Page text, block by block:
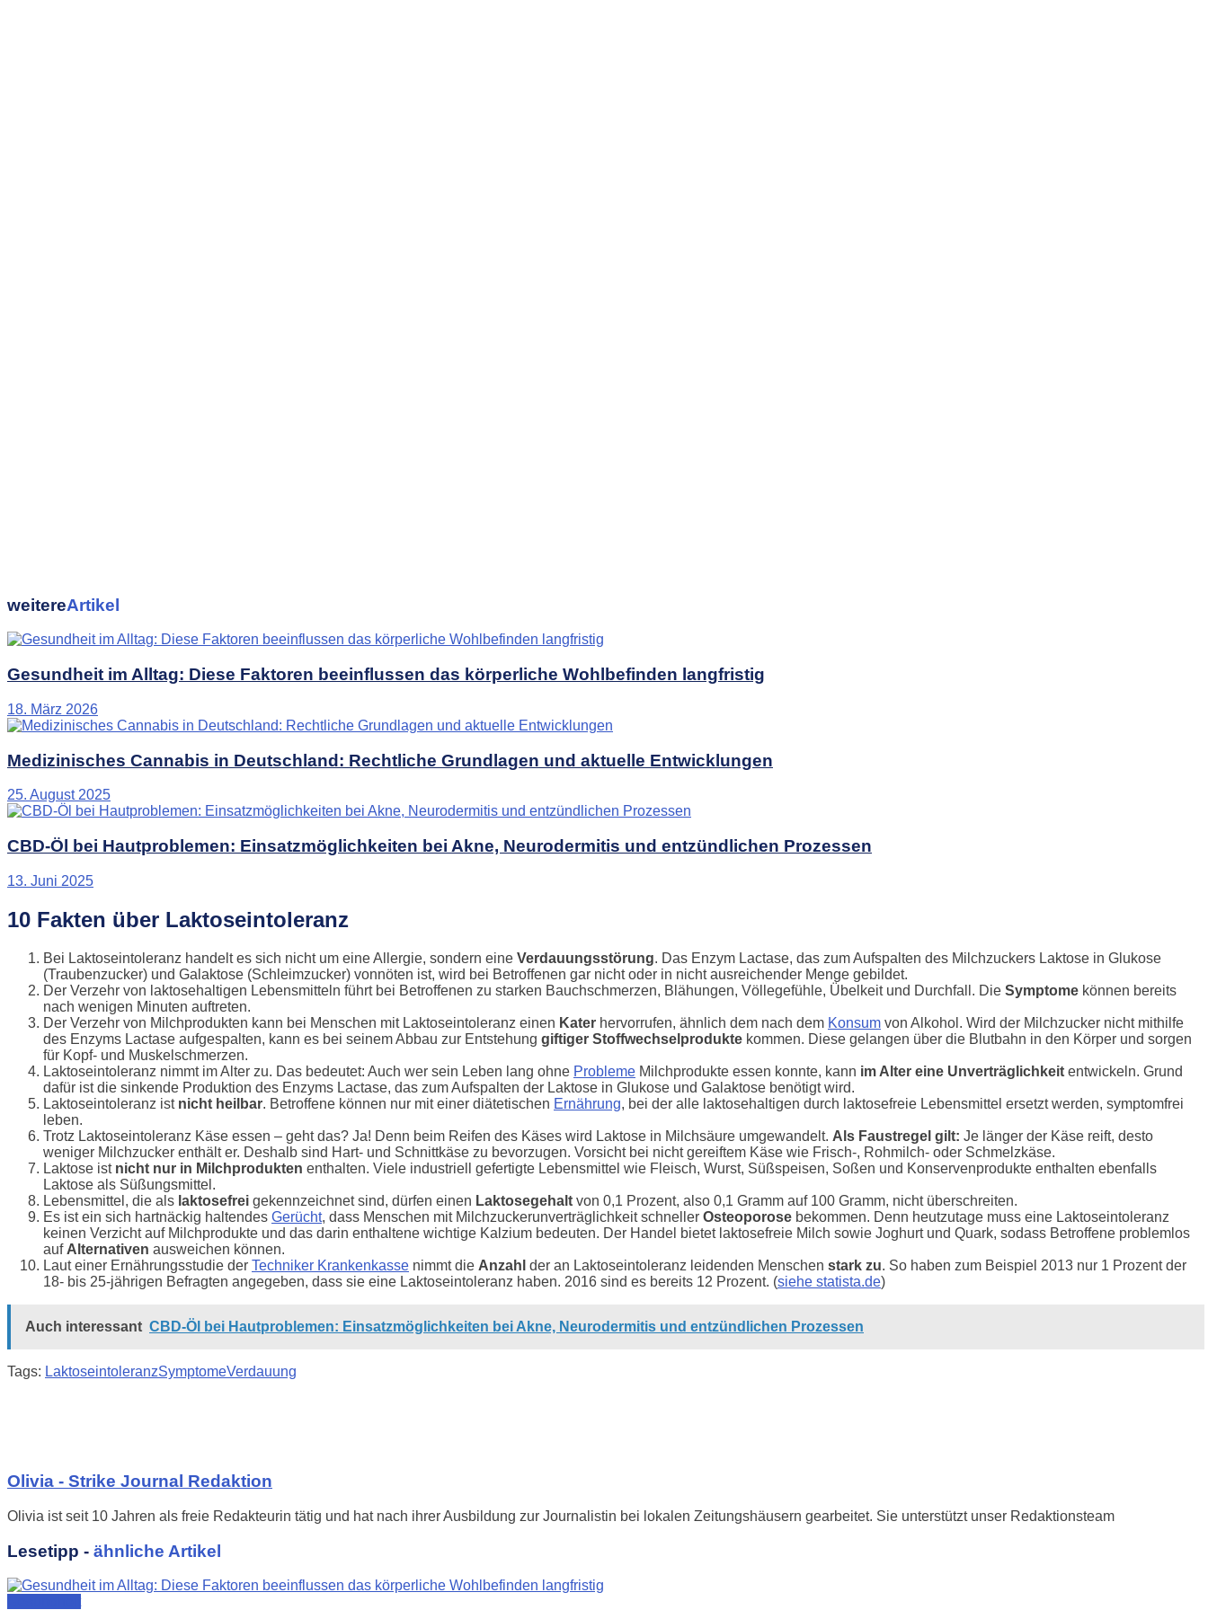
weitereArtikel
Gesundheit im Alltag: Diese Faktoren beeinflussen das körperliche Wohlbefinden langfristig
18. März 2026
Medizinisches Cannabis in Deutschland: Rechtliche Grundlagen und aktuelle Entwicklungen
25. August 2025
CBD-Öl bei Hautproblemen: Einsatzmöglichkeiten bei Akne, Neurodermitis und entzündlichen Prozessen
13. Juni 2025
10 Fakten über Laktoseintoleranz
Bei Laktoseintoleranz handelt es sich nicht um eine Allergie, sondern eine Verdauungsstörung. Das Enzym Lactase, das zum Aufspalten des Milchzuckers Laktose in Glukose
(Traubenzucker) und Galaktose (Schleimzucker) vonnöten ist, wird bei Betroffenen gar nicht oder in nicht ausreichender Menge gebildet.
Der Verzehr von laktosehaltigen Lebensmitteln führt bei Betroffenen zu starken Bauchschmerzen, Blähungen, Völlegefühle, Übelkeit und Durchfall. Die Symptome können bereits
nach wenigen Minuten auftreten.
Der Verzehr von Milchprodukten kann bei Menschen mit Laktoseintoleranz einen Kater hervorrufen, ähnlich dem nach dem Konsum von Alkohol. Wird der Milchzucker nicht mithilfe
des Enzyms Lactase aufgespalten, kann es bei seinem Abbau zur Entstehung giftiger Stoffwechselprodukte kommen. Diese gelangen über die Blutbahn in den Körper und sorgen
für Kopf- und Muskelschmerzen.
Laktoseintoleranz nimmt im Alter zu. Das bedeutet: Auch wer sein Leben lang ohne Probleme Milchprodukte essen konnte, kann im Alter eine Unverträglichkeit entwickeln. Grund
dafür ist die sinkende Produktion des Enzyms Lactase, das zum Aufspalten der Laktose in Glukose und Galaktose benötigt wird.
Laktoseintoleranz ist nicht heilbar. Betroffene können nur mit einer diätetischen Ernährung, bei der alle laktosehaltigen durch laktosefreie Lebensmittel ersetzt werden, symptomfrei
leben.
Trotz Laktoseintoleranz Käse essen – geht das? Ja! Denn beim Reifen des Käses wird Laktose in Milchsäure umgewandelt. Als Faustregel gilt: Je länger der Käse reift, desto
weniger Milchzucker enthält er. Deshalb sind Hart- und Schnittkäse zu bevorzugen. Vorsicht bei nicht gereiftem Käse wie Frisch-, Rohmilch- oder Schmelzkäse.
Laktose ist nicht nur in Milchprodukten enthalten. Viele industriell gefertigte Lebensmittel wie Fleisch, Wurst, Süßspeisen, Soßen und Konservenprodukte enthalten ebenfalls
Laktose als Süßungsmittel.
Lebensmittel, die als laktosefrei gekennzeichnet sind, dürfen einen Laktosegehalt von 0,1 Prozent, also 0,1 Gramm auf 100 Gramm, nicht überschreiten.
Es ist ein sich hartnäckig haltendes Gerücht, dass Menschen mit Milchzuckerunverträglichkeit schneller Osteoporose bekommen. Denn heutzutage muss eine Laktoseintoleranz
keinen Verzicht auf Milchprodukte und das darin enthaltene wichtige Kalzium bedeuten. Der Handel bietet laktosefreie Milch sowie Joghurt und Quark, sodass Betroffene problemlos
auf Alternativen ausweichen können.
Laut einer Ernährungsstudie der Techniker Krankenkasse nimmt die Anzahl der an Laktoseintoleranz leidenden Menschen stark zu. So haben zum Beispiel 2013 nur 1 Prozent der
18- bis 25-jährigen Befragten angegeben, dass sie eine Laktoseintoleranz haben. 2016 sind es bereits 12 Prozent. (siehe statista.de)
Auch interessant CBD-Öl bei Hautproblemen: Einsatzmöglichkeiten bei Akne, Neurodermitis und entzündlichen Prozessen
Tags: LaktoseintoleranzSymptomeVerdauung
Olivia - Strike Journal Redaktion
Olivia ist seit 10 Jahren als freie Redakteurin tätig und hat nach ihrer Ausbildung zur Journalistin bei lokalen Zeitungshäusern gearbeitet. Sie unterstützt unser Redaktionsteam
Lesetipp - ähnliche Artikel